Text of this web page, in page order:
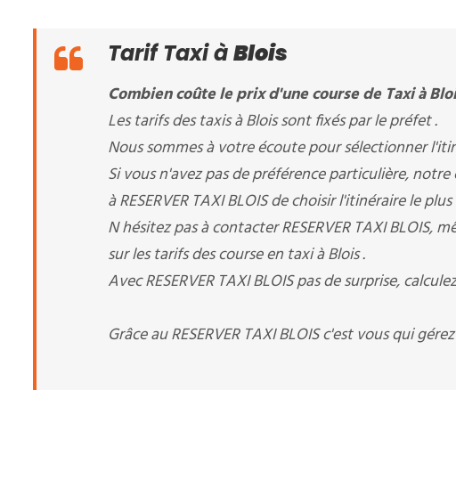
Tarif Taxi àBlois
Combien coûte le prix d'une course de Taxi à
Les tarifs des taxis à Blois sont fixés par le préfet .
Nous sommes à votre écoute pour sélectionner
Si vous n'avez pas de préférence particulière,
à RESERVER TAXI BLOIS de choisir l'itinéraire le
N hésitez pas à contacter RESERVER TAXI
sur les tarifs des course en taxi à Blois .
Avec RESERVER TAXI BLOIS pas de surprise,
Grâce au RESERVER TAXI BLOIS c'est vous qui